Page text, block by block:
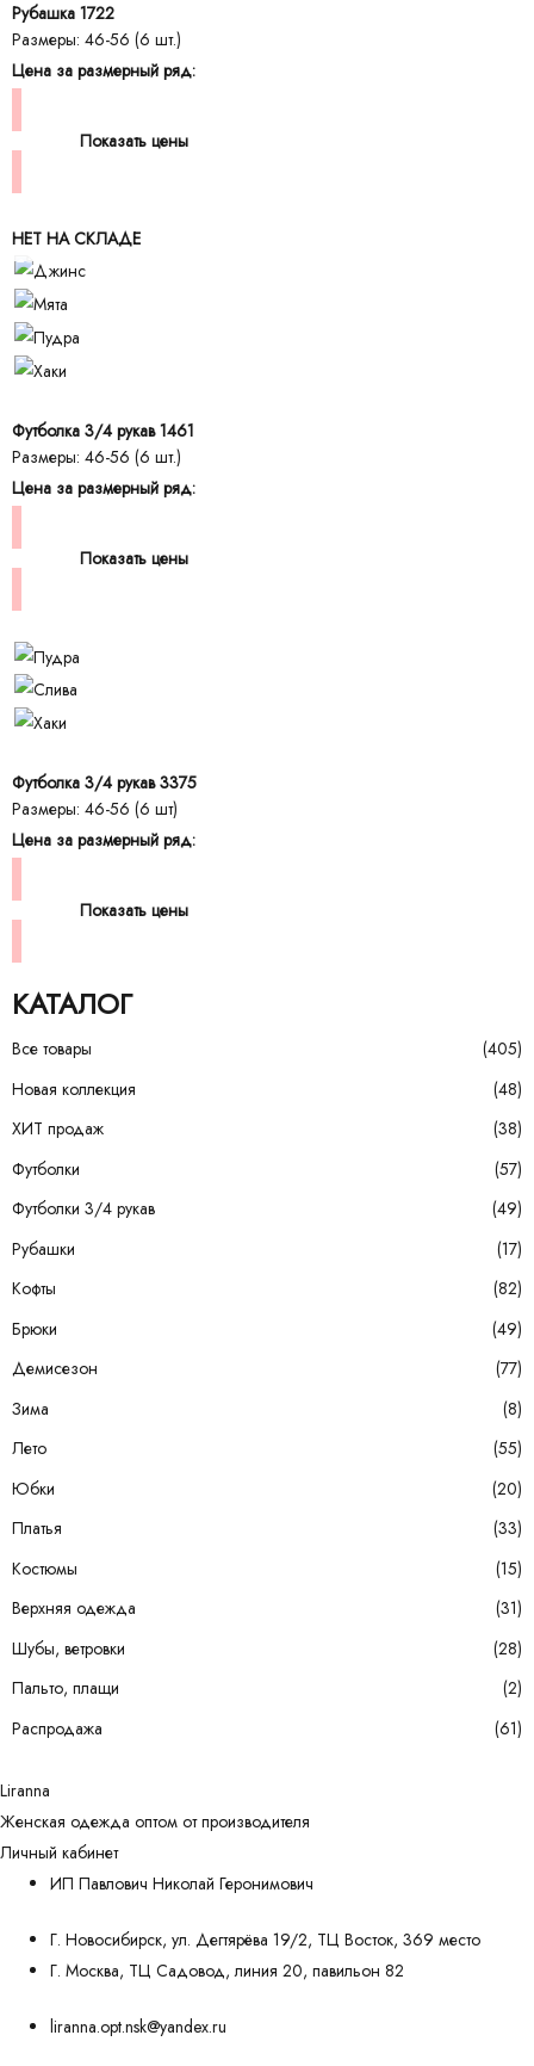
КАТАЛОГ
Все товары
(405)
Новая коллекция
(48)
ХИТ продаж
(38)
Футболки
(57)
Футболки 3/4 рукав
(49)
Рубашки
(17)
Кофты
(82)
Брюки
(49)
Демисезон
(77)
Зима
(8)
Лето
(55)
Юбки
(20)
Платья
(33)
Костюмы
(15)
Верхняя одежда
(31)
Шубы, ветровки
(28)
Пальто, плащи
(2)
Распродажа
(61)
Рубашка 1722
Размеры: 46-56 (6 шт.)
Цена за размерный ряд:
Показать цены
НЕТ НА СКЛАДЕ
Футболка 3/4 рукав 1461
Размеры: 46-56 (6 шт.)
Цена за размерный ряд:
Показать цены
Футболка 3/4 рукав 3375
Размеры: 46-56 (6 шт)
Цена за размерный ряд:
Показать цены
Liranna
Женская одежда оптом от производителя
Личный кабинет
ИП Павлович Николай Геронимович
Г. Новосибирск, ул. Дегтярёва 19/2, ТЦ Восток, 369 место
Г. Москва, ТЦ Садовод, линия 20, павильон 82
liranna.opt.nsk@yandex.ru